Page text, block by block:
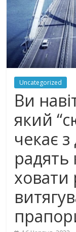
Uncategorized
Ви
який
чекає
ховати